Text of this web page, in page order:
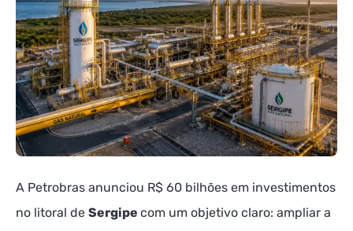
A Petrobras anunciou R$ 60 bilhões em investimentos
no litoral de Sergipe com um objetivo claro: ampliar a